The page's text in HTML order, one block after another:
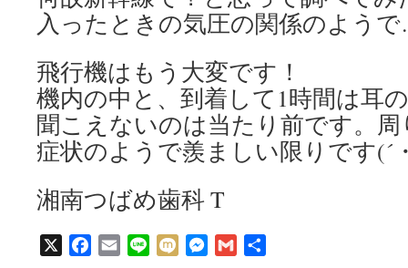
プ
入ったときの気圧の関係のよう
飛行機はもう大変です！
機内の中と、到着して1時間は耳
聞こえないのは当たり前です。
症状のようで羨ましい限りです(´
湘南つばめ歯科 T
X Facebook
Email Line Mixi Messenger
Gmail